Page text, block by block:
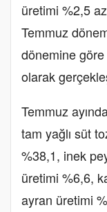
üretimi %2,5
Temmuz
dönemine
olarak
Temmuz
tam yağlı süt
%38,1, inek
üretimi %6,6,
ayran üretimi